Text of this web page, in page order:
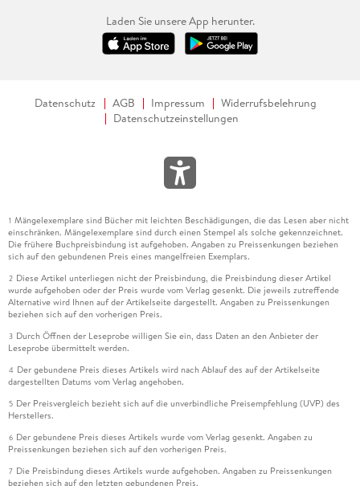
Laden Sie unsere App herunter.
Datenschutz AGB Impressum
Widerrufsbelehrung
Datenschutzeinstellungen
1 Mängelexemplare sind Bücher mit leichten Beschädigungen, die das Lesen aber nicht
einschränken. Mängelexemplare sind durch einen Stempel als solche gekennzeichnet.
Die frühere Buchpreisbindung ist aufgehoben. Angaben zu Preissenkungen beziehen
sich auf den gebundenen Preis eines mangelfreien Exemplars.
2 Diese Artikel unterliegen nicht der Preisbindung, die Preisbindung dieser Artikel
wurde aufgehoben oder der Preis wurde vom Verlag gesenkt. Die jeweils zutreffende
Alternative wird Ihnen auf der Artikelseite dargestellt. Angaben zu Preissenkungen
beziehen sich auf den vorherigen Preis.
3 Durch Öffnen der Leseprobe willigen Sie ein, dass Daten an den Anbieter der
Leseprobe übermittelt werden.
4 Der gebundene Preis dieses Artikels wird nach Ablauf des auf der Artikelseite
dargestellten Datums vom Verlag angehoben.
5 Der Preisvergleich bezieht sich auf die unverbindliche Preisempfehlung (UVP) des
Herstellers.
6 Der gebundene Preis dieses Artikels wurde vom Verlag gesenkt. Angaben zu
Preissenkungen beziehen sich auf den vorherigen Preis.
7 Die Preisbindung dieses Artikels wurde aufgehoben. Angaben zu Preissenkungen
beziehen sich auf den letzten gebundenen Preis.